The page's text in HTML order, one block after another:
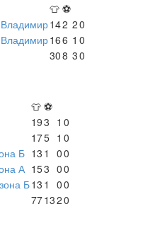
👕 ⚽
142 20
166 1 0
308 30
👕 ⚽
193 1 0
175 1 0
Б 13 1 00
А 153 00
Б13 1 00
771320